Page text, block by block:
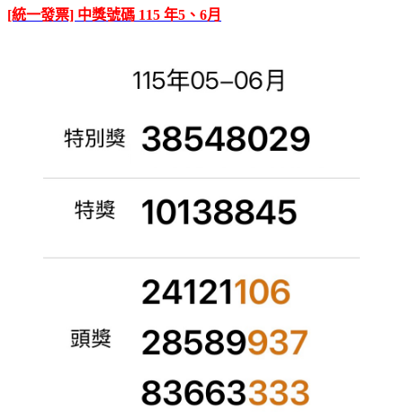
[統一發票] 中獎號碼 115 年5、6月